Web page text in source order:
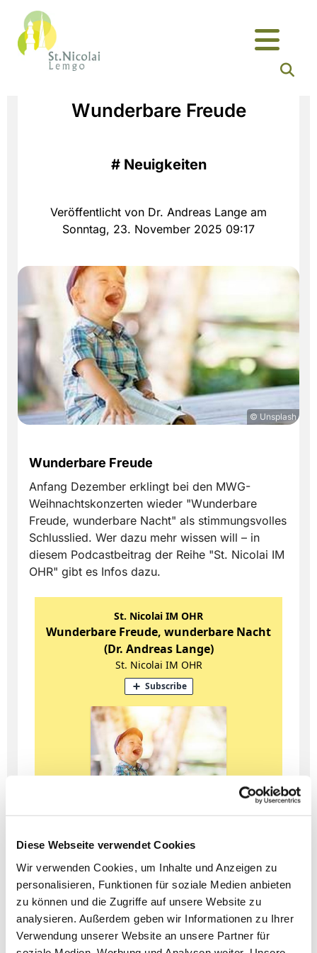
Diese Webseite verwendet Cookies
Wir verwenden Cookies, um Inhalte und Anzeigen zu
personalisieren, Funktionen für soziale Medien anbieten
zu können und die Zugriffe auf unsere Website zu
analysieren. Außerdem geben wir Informationen zu Ihrer
Verwendung unserer Website an unsere Partner für
Wunderbare Freude
# Neuigkeiten
Veröffentlicht von Dr. Andreas Lange am
Sonntag, 23. November 2025 09:17
© Unsplash
Wunderbare Freude
Anfang Dezember erklingt bei den MWG-
Weihnachtskonzerten wieder "Wunderbare
Freude, wunderbare Nacht" als stimmungsvolles
Schlusslied. Wer dazu mehr wissen will – in
diesem Podcastbeitrag der Reihe "St. Nicolai IM
OHR" gibt es Infos dazu.